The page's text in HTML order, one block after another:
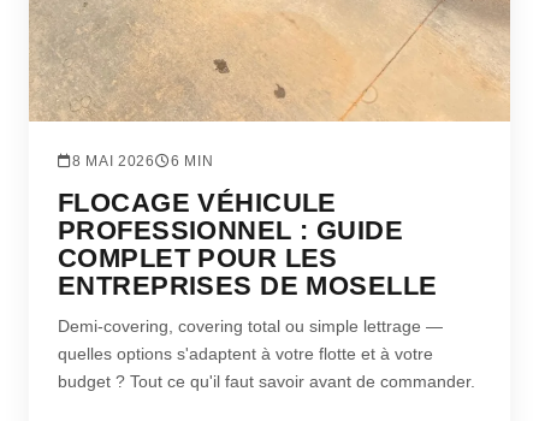
8 MAI 2026 6 MIN
FLOCAGE VÉHICULE
PROFESSIONNEL : GUIDE
COMPLET POUR LES
ENTREPRISES DE MOSELLE
Demi-covering, covering total ou simple lettrage —
quelles options s'adaptent à votre flotte et à votre
budget ? Tout ce qu'il faut savoir avant de commander.